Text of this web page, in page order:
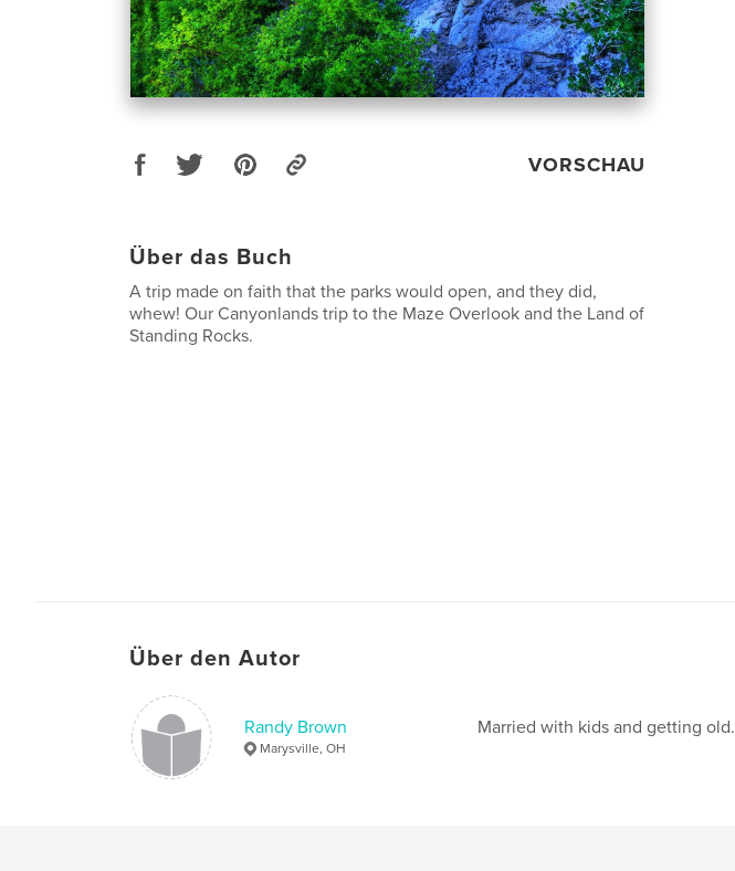
VORSCHAU
Über das Buch
A trip made on faith that the parks would open, and they did,
whew! Our Canyonlands trip to the Maze Overlook and the Land of
Standing Rocks.
Über den Autor
Randy Brown
Marysville, OH
Married with kids and getting old.